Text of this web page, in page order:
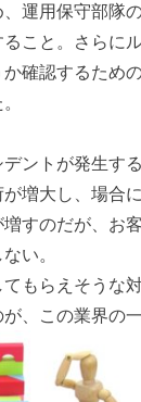
運用保守部隊
こと。さらに
確認するため
ントが発生す
増大し、場合
すのだが、お
い。
もらえそうな
、この業界の